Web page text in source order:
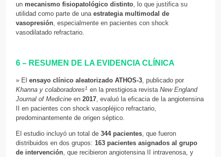
un mecanismo fisiopatológico distinto, lo que justifica su
utilidad como parte de una estrategia multimodal de
vasopresión, especialmente en pacientes con shock
vasodilatado refractario.
6 – RESUMEN DE LA EVIDENCIA CLÍNICA
» El ensayo clínico aleatorizado ATHOS-3, publicado por
Khanna y colaboradores1 en la prestigiosa revista New England
Journal of Medicine en 2017, evaluó la eficacia de la angiotensina
II en pacientes con shock vasopléjico refractario,
predominantemente de origen séptico.
El estudio incluyó un total de 344 pacientes, que fueron
distribuidos en dos grupos: 163 pacientes asignados al grupo
de intervención, que recibieron angiotensina II intravenosa, y